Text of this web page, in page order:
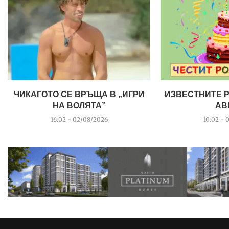
ЧИКАГОТО СЕ ВРЪЩА В „ИГРИ
НА ВОЛЯТА”
16:02 - 02/08/2026
ИЗВЕСТНИТЕ
10:02 -